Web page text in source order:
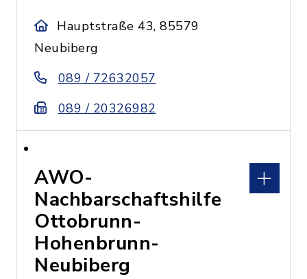
Hauptstraße 43, 85579
Neubiberg
089 / 72632057
089 / 20326982
AWO-
Nachbarschaftshilfe
Ottobrunn-
Hohenbrunn-
Neubiberg